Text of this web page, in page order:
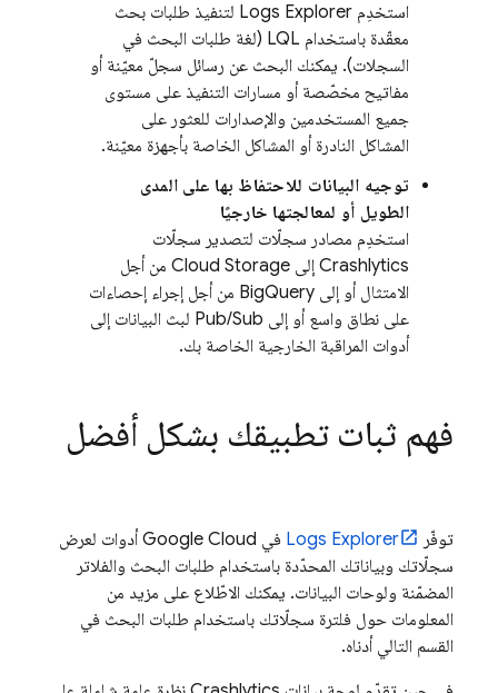
استخدِم Logs Explorer لتنفيذ طلبات بحث
معقّدة باستخدام LQL (لغة طلبات البحث في
السجلات). يمكنك البحث عن رسائل سجلّ معيّنة أو
مفاتيح مخصّصة أو مسارات التنفيذ على مستوى
جميع المستخدمين والإصدارات للعثور على
المشاكل النادرة أو المشاكل الخاصة بأجهزة معيّنة.
توجيه البيانات للاحتفاظ بها على المدى
الطويل أو لمعالجتها خارجيًا
استخدِم مصادر سجلّات لتصدير سجلّات
Crashlytics إلى Cloud Storage من أجل
الامتثال أو إلى BigQuery من أجل إجراء إحصاءات
على نطاق واسع أو إلى Pub/Sub لبث البيانات إلى
أدوات المراقبة الخارجية الخاصة بك.
فهم ثبات تطبيقك بشكل أفضل
توفّر Logs Explorer في Google Cloud أدوات لعرض
سجلّاتك وبياناتك المحدّدة باستخدام طلبات البحث والفلاتر
المضمّنة ولوحات البيانات. يمكنك الاطّلاع على مزيد من
المعلومات حول فلترة سجلّاتك باستخدام طلبات البحث في
القسم التالي أدناه.